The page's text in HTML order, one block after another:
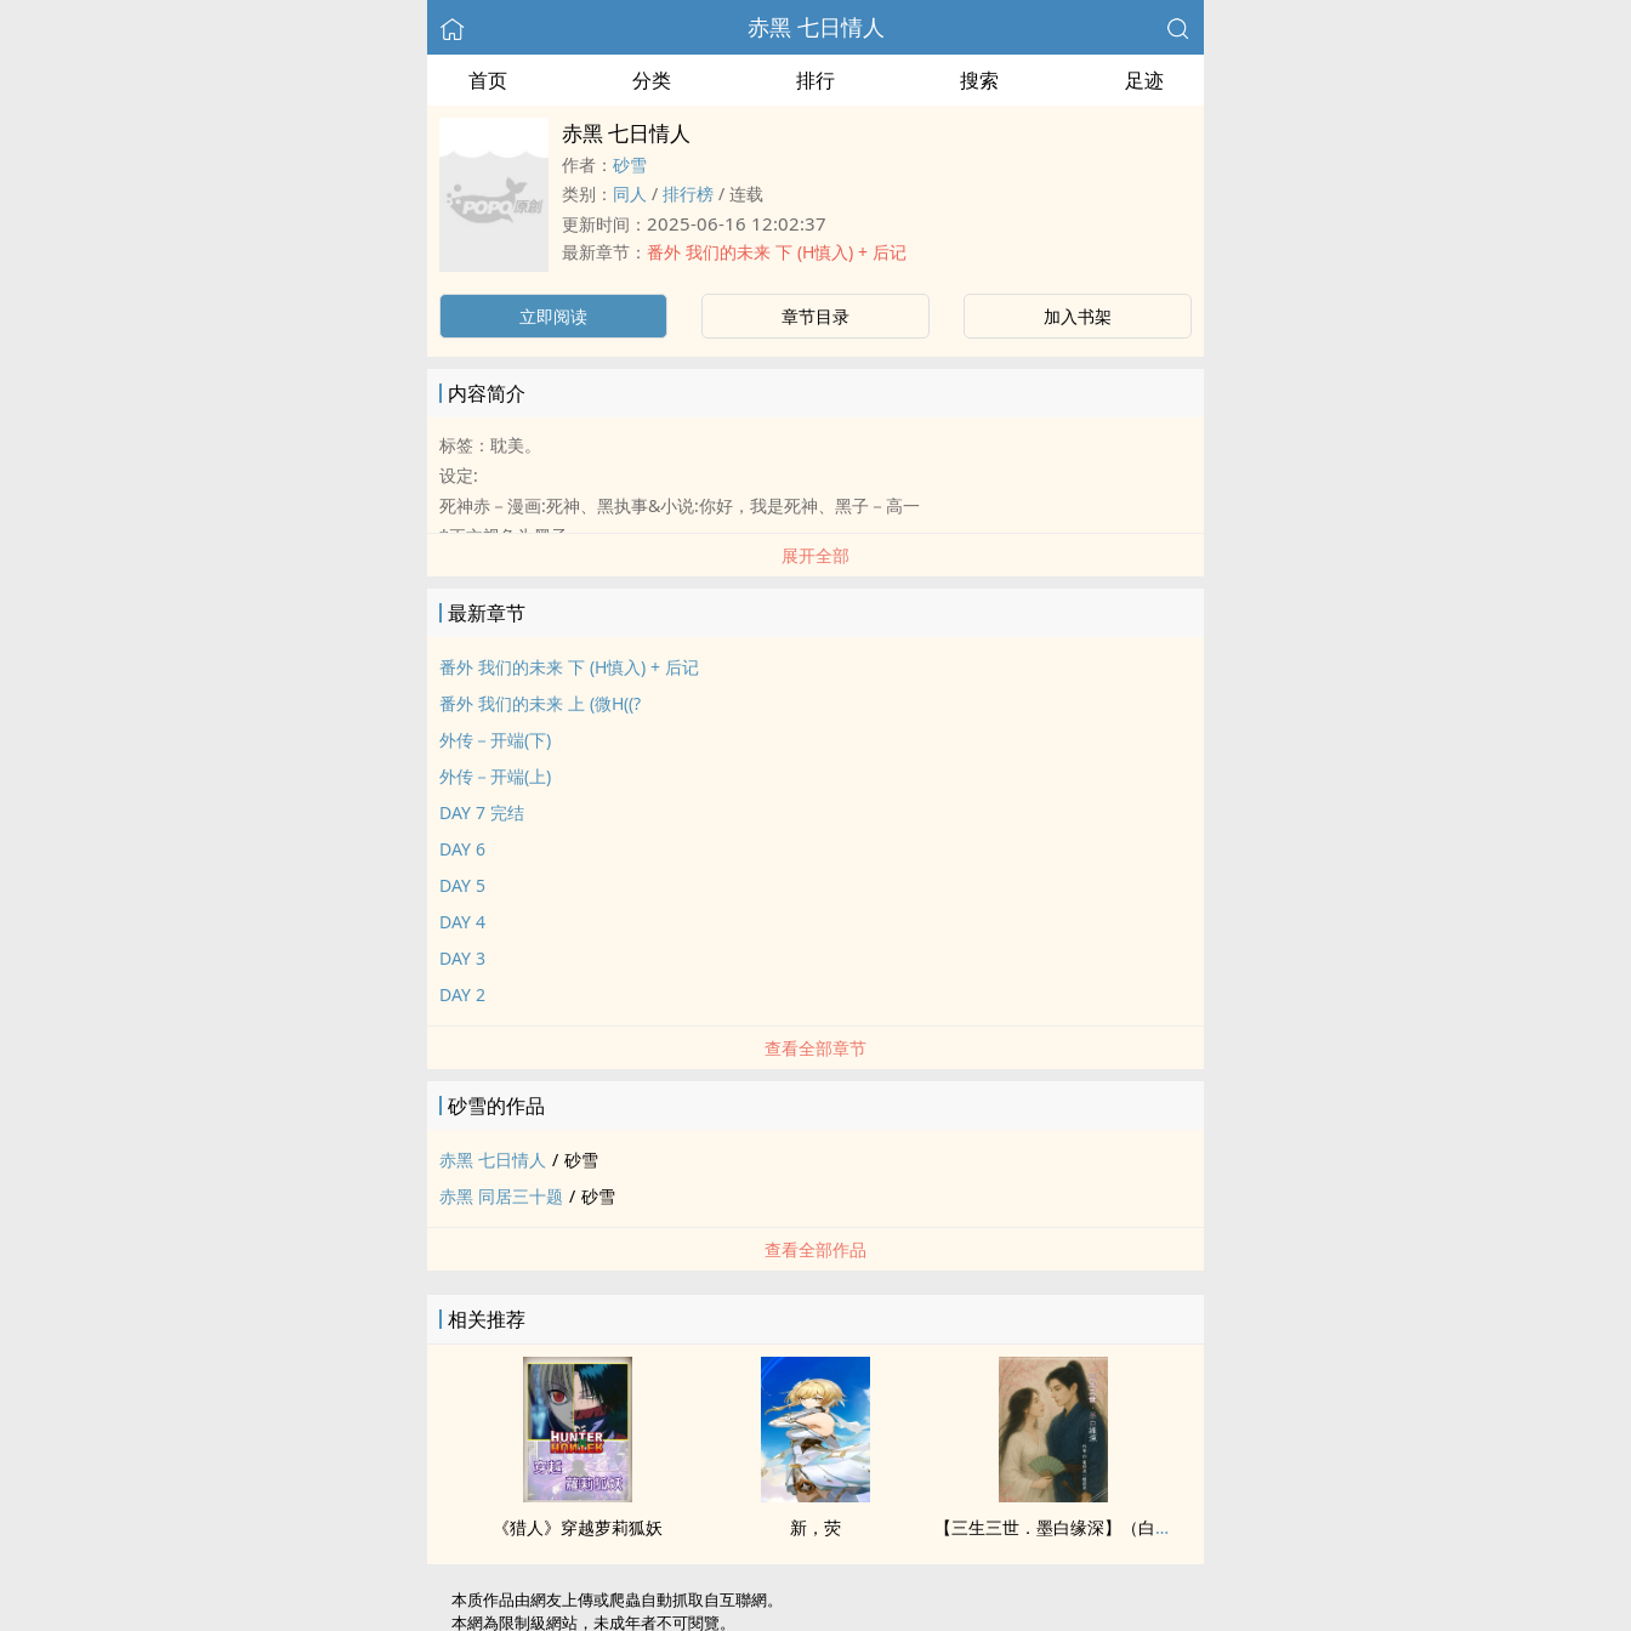
赤黑 七日情人
首页 分类 排行 搜索 足迹
赤黑 七日情人
作者： 砂雪
类别： 同人 / 排行榜 / 连载
更新时间： 2025-06-16 12:02:37
最新章节： 番外 我们的未来 下 (H慎入) + 后记
立即阅读 章节目录 加入书架
内容简介
标签：耽美。
设定:
死神赤－漫画:死神、黑执事&小说:你好，我是死神、黑子－高一
*正文视角为黑子
展开全部
最新章节
番外 我们的未来 下 (H慎入) + 后记
番外 我们的未来 上 (微H((?
外传－开端(下)
外传－开端(上)
DAY 7 完结
DAY 6
DAY 5
DAY 4
DAY 3
DAY 2
查看全部章节
砂雪的作品
赤黑 七日情人 / 砂雪
赤黑 同居三十题 / 砂雪
查看全部作品
相关推荐
《猎人》穿越萝莉狐妖 新，荧 【三生三世．墨白缘深】（白浅x墨渊／师徒恋）
本质作品由網友上傳或爬蟲自動抓取自互聯網。
本網為限制級網站，未成年者不可閱覽。